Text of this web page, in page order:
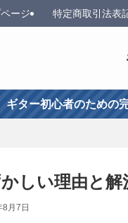
ージ 特定商取引法表
ギター初心者のための
しい理由と解
月7日